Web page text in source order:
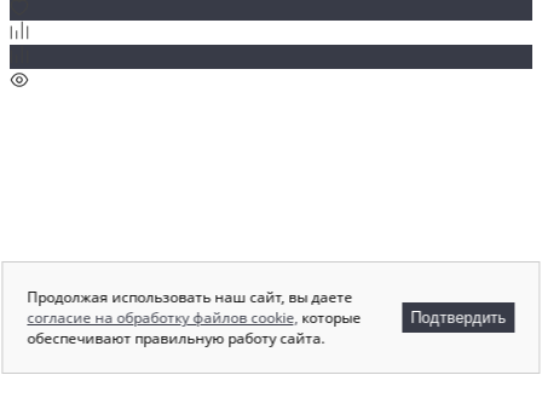
Продолжая использовать наш сайт, вы даете
согласие на обработку файлов cookie, которые
обеспечивают правильную работу сайта.
Подтвердить